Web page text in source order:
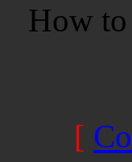
How to
[